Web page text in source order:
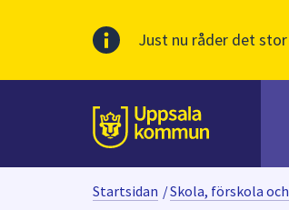
Just nu råder det
Till sidans
huvudinnehåll
När
Startsidan /Skola, förskola